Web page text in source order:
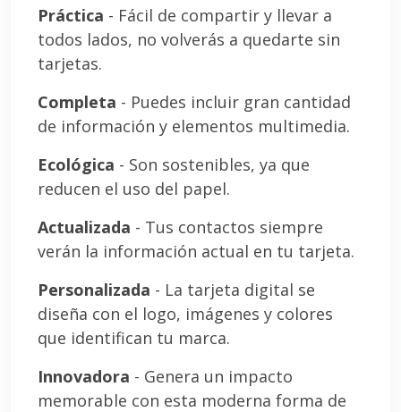
Práctica - Fácil de compartir y llevar a
todos lados, no volverás a quedarte sin
tarjetas.
Completa - Puedes incluir gran cantidad
de información y elementos multimedia.
Ecológica - Son sostenibles, ya que
reducen el uso del papel.
Actualizada - Tus contactos siempre
verán la información actual en tu tarjeta.
Personalizada - La tarjeta digital se
diseña con el logo, imágenes y colores
que identifican tu marca.
Innovadora - Genera un impacto
memorable con esta moderna forma de